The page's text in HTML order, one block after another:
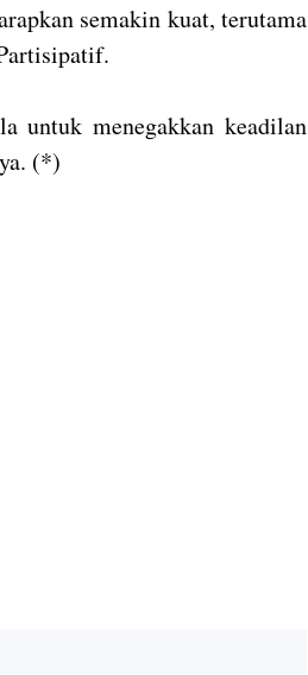
semakin kuat, terutama
untuk menegakkan keadilan
(*)